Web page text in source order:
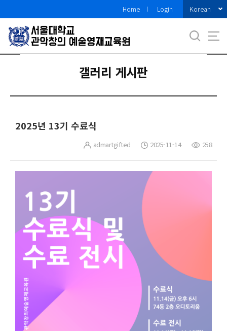
로
메
Home Login Korean
갤러리 게시판
2025년 13기 수료식
admartgifted 2025-11-14 258